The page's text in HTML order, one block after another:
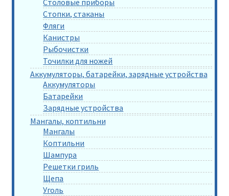
Столовые приборы
Стопки, стаканы
Фляги
Канистры
Рыбочистки
Точилки для ножей
Аккумуляторы, батарейки, зарядные устройства
Аккумуляторы
Батарейки
Зарядные устройства
Мангалы, коптильни
Мангалы
Коптильни
Шампура
Решетки гриль
Щепа
Уголь